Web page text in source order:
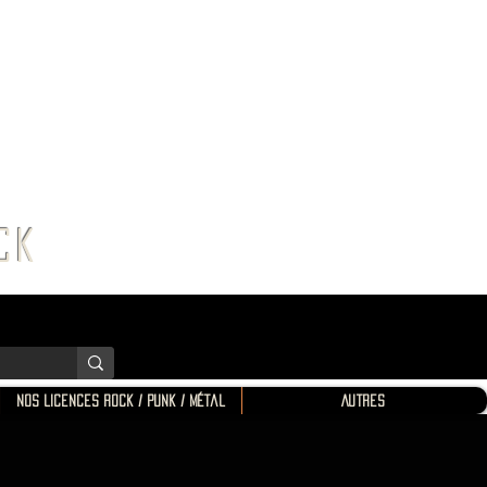
Nos Licences Rock / Punk / Métal Autres